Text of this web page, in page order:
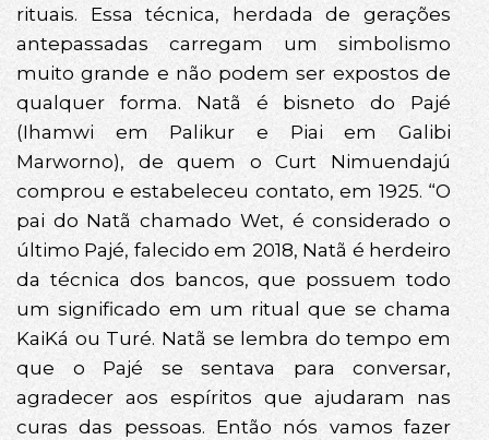
rituais. Essa técnica, herdada de gerações
antepassadas carregam um simbolismo
muito grande e não podem ser expostos de
qualquer forma. Natã é bisneto do Pajé
(Ihamwi em Palikur e Piai em Galibi
Marworno), de quem o Curt Nimuendajú
comprou e estabeleceu contato, em 1925. “O
pai do Natã chamado Wet, é considerado o
último Pajé, falecido em 2018, Natã é herdeiro
da técnica dos bancos, que possuem todo
um significado em um ritual que se chama
KaiKá ou Turé. Natã se lembra do tempo em
que o Pajé se sentava para conversar,
agradecer aos espíritos que ajudaram nas
curas das pessoas. Então nós vamos fazer